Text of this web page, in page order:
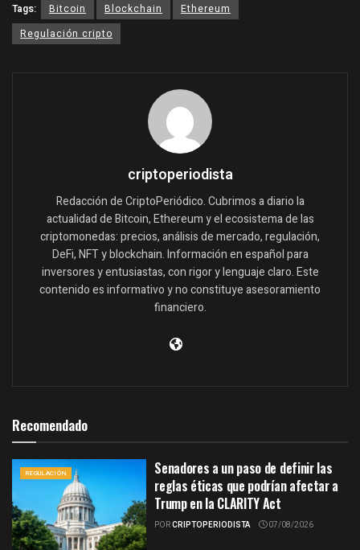
Tags: Bitcoin Blockchain
Ethereum
Regulación cripto
criptoperiodista
Redacción de CriptoPeriódico. Cubrimos a diario la
actualidad de Bitcoin, Ethereum y el ecosistema de las
criptomonedas: precios, análisis de mercado, regulación,
DeFi, NFT y blockchain. Información en español para
inversores y entusiastas, con rigor y lenguaje claro. Este
contenido es informativo y no constituye asesoramiento
financiero.
Recomendado
REGULACIÓN
Senadores a un paso de definir las
reglas éticas que podrían afectar a
Trump en la CLARITY Act
PORCRIPTOPERIODISTA 07/08/2026